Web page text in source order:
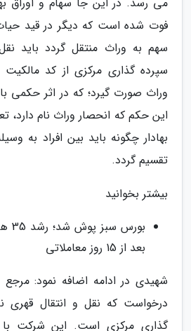
فوت شده است که دیگر در قید
سهم به وراث منتقل گردد باید
سپرده گذاری مرکزی از کد
وراث صورت گیرد؛ که در اثر حکمی
این حکم که انحصار وراث نام دارد،
بهادار چگونه باید بین افراد به
تقسیم گردد.
بیشتر بخوانید
بعد از 15 روز معاملاتی
شهیدی در ادامه اضافه نمود:
درخواست که نقل و انتقال قهری
گذاری مرکزی است. این شرکت با